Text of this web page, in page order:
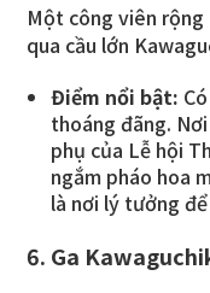
Một công viên rộng
qua cầu lớn
Điểm nổi bật:
thoáng đãng.
phụ của Lễ hội
ngắm pháo hoa
là nơi lý tưởng
6. Ga